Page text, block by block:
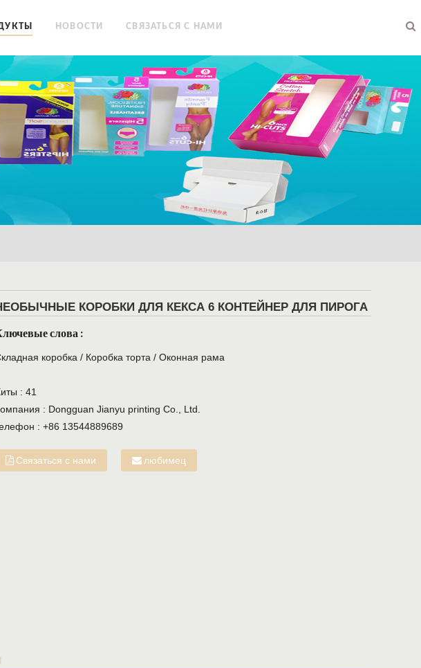
НОВОСТИ СВЯЗАТЬСЯ С НАМИ
КОРОБКИ ДЛЯ КЕКСА 6 КОНТЕЙНЕР ДЛЯ ПИРОГА
слова :
коробка / Коробка торта /Оконная рама
:41
: Dongguan Jianyu printing Co., Ltd.
:+86 13544889689
Связаться с нами любимец